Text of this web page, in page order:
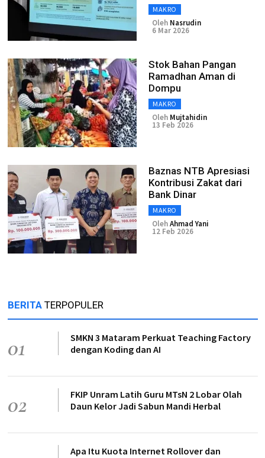
MAKRO
Oleh Nasrudin
6 Mar 2026
Stok Bahan Pangan
Ramadhan Aman di
Dompu
MAKRO
Oleh Mujtahidin
13 Feb 2026
Baznas NTB Apresiasi
Kontribusi Zakat dari
Bank Dinar
MAKRO
OlehAhmad Yani
12 Feb 2026
BERITA TERPOPULER
01
SMKN 3 Mataram Perkuat Teaching Factory
dengan Koding dan AI
02
FKIP Unram Latih Guru MTsN 2 Lobar Olah
Daun Kelor Jadi Sabun Mandi Herbal
Apa Itu Kuota Internet Rollover dan